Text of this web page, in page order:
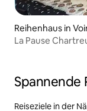
Reihenhaus in
La Pause
Spannende
Reiseziele in der